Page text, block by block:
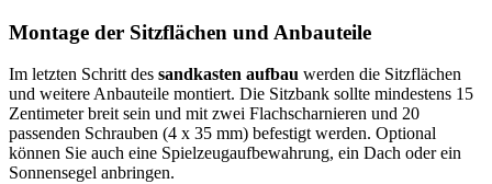
Montage der Sitzflächen und Anbauteile
Im letzten Schritt des sandkasten aufbau werden die Sitzflächen
und weitere Anbauteile montiert. Die Sitzbank sollte mindestens 15
Zentimeter breit sein und mit zwei Flachscharnieren und 20
passenden Schrauben (4 x 35 mm) befestigt werden. Optional
können Sie auch eine Spielzeugaufbewahrung, ein Dach oder ein
Sonnensegel anbringen.